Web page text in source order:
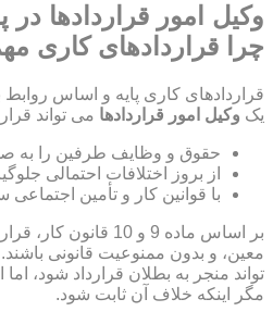
وکیل امور قراردادها
چرا قراردادهای کاری
قراردادهای کاری پایه و اساس روابط
یک وکیل امور قراردادها می تواند
حقوق و وظایف طرفین را
از بروز اختلافات احتمالی
با قوانین کار و تأمین اجتماعی
بر اساس ماده 9 و 10
معین، و بدون ممنوعیت قانونی
تواند منجر به بطلان قرارداد شود،
مگر اینکه خلاف آن ثابت شود.